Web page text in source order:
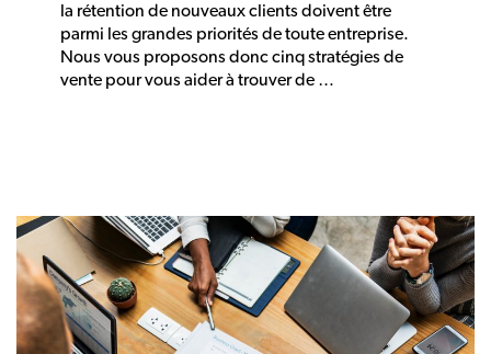
la rétention de nouveaux clients doivent être
parmi les grandes priorités de toute entreprise.
Nous vous proposons donc cinq stratégies de
vente pour vous aider à trouver de …